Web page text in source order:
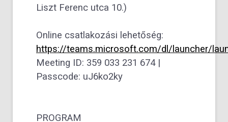
Liszt Ferenc utca 10.)
Online csatlakozási lehetőség:
https://teams.microsoft.com/dl/launcher/
Meeting ID: 359 033 231 674 |
Passcode: uJ6ko2ky
PROGRAM